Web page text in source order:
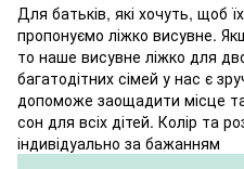
Для батьків, які хочуть, щоб
пропонуємо ліжко висувне.
то наше висувне ліжко для
багатодітних сімей у нас є
допоможе заощадити місце
сон для всіх дітей. Колір та
індивідуально за бажанням